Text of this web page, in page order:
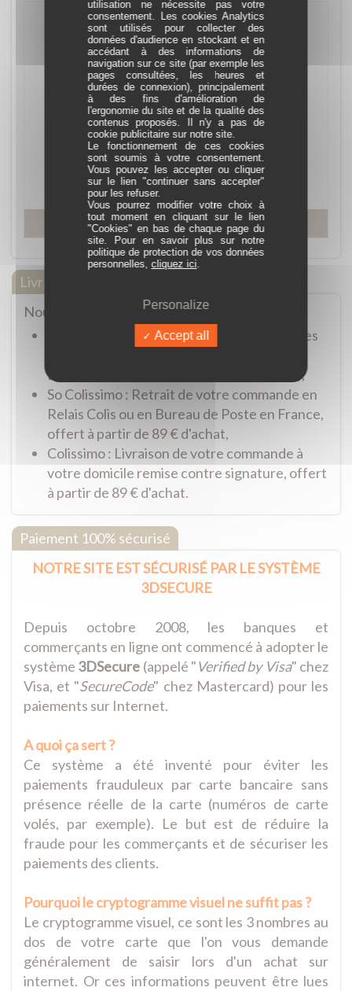
Pendentif Main Italienne or Jaune 750
Réf. B107
En stock
219,00 €
En savoir plus
Livraison offerte
Nous vous proposons 3 modes de livraison :
Click and Collect : Retrait gratuit des articles
Belfort (pendant les heures d'ouvertures),
So Colissimo : Retrait de votre commande en
Relais Colis ou en Bureau de Poste en France,
offert à partir de 89 € d'achat,
Colissimo : Livraison de votre commande à
votre domicile remise contre signature, offert
à partir de 89 € d'achat.
Paiement 100% sécurisé
NOTRE SITE EST SÉCURISÉ PAR LE SYSTÈME
3DSECURE
Depuis octobre 2008, les banques et
commerçants en ligne ont commencé à adopter le
système 3DSecure (appelé "Verified by Visa" chez
Visa, et "SecureCode" chez Mastercard) pour les
paiements sur Internet.
A quoi ça sert ?
Ce système a été inventé pour éviter les
paiements frauduleux par carte bancaire sans
présence réelle de la carte (numéros de carte
volés, par exemple). Le but est de réduire la
fraude pour les commerçants et de sécuriser les
paiements des clients.
Pourquoi le cryptogramme visuel ne suffit pas ?
Le cryptogramme visuel, ce sont les 3 nombres au
dos de votre carte que l'on vous demande
généralement de saisir lors d'un achat sur
internet. Or ces informations peuvent être lues
utilisation ne nécessite pas votre
consentement. Les cookies Analytics
sont utilisés pour collecter des
données d'audience en stockant et en
accédant à des informations de
navigation sur ce site (par exemple les
pages consultées, les heures et
durées de connexion), principalement
à des fins d'amélioration de
l'ergonomie du site et de la qualité des
contenus proposés. Il n'y a pas de
cookie publicitaire sur notre site.
Le fonctionnement de ces cookies
sont soumis à votre consentement.
Vous pouvez les accepter ou cliquer
sur le lien "continuer sans accepter"
pour les refuser.
Vous pourrez modifier votre choix à
tout moment en cliquant sur le lien
"Cookies" en bas de chaque page du
site. Pour en savoir plus sur notre
politique de protection de vos données
personnelles,cliquez ici.
Personalize
Accept all